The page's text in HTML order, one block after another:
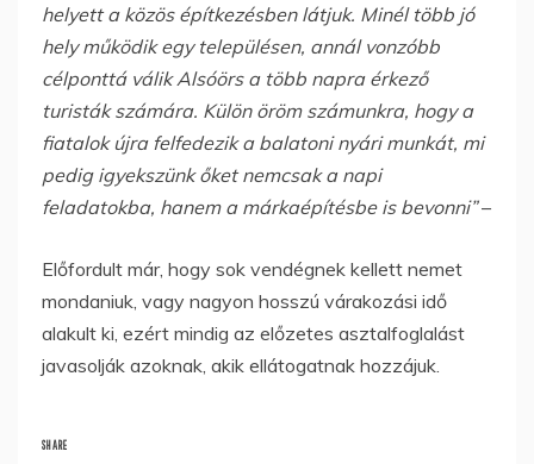
helyett a közös építkezésben látjuk. Minél több jó
hely működik egy településen, annál vonzóbb
célponttá válik Alsóörs a több napra érkező
turisták számára. Külön öröm számunkra, hogy a
fiatalok újra felfedezik a balatoni nyári munkát, mi
pedig igyekszünk őket nemcsak a napi
feladatokba, hanem a márkaépítésbe is bevonni”–
Előfordult már, hogy sok vendégnek kellett nemet
mondaniuk, vagy nagyon hosszú várakozási idő
alakult ki, ezért mindig az előzetes asztalfoglalást
javasolják azoknak, akik ellátogatnak hozzájuk.
SHARE